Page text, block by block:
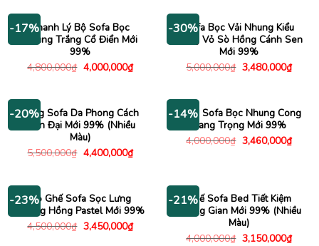
-17%Thanh Lý Bộ Sofa Bọc
Nhung Trắng Cổ Điển Mới
99%
4,800,000₫ Giá
gốc
4,000,000₫Giá
hiện
4,000,000₫.
-30%Sofa Bọc Vải Nhung Kiểu
Dáng Vỏ Sò Hồng Cánh Sen
Mới 99%
5,000,000₫ Giá
gốc
3,480,000₫Giá
hiện
-20%
Băng Sofa Da Phong Cách
Hiện Đại Mới 99% (Nhiều
Màu)
5,500,000₫ Giá
gốc
4,400,000₫Giá
hiện
4,400,000₫.
-14%
Băng Sofa Bọc Nhung Cong
Sang Trọng Mới 99%
4,000,000₫ Giá
gốc
3,460,000₫Giá
hiện
-23%Bộ Ghế Sofa Sọc Lưng
Nhung Hồng Pastel Mới 99%
4,500,000₫ Giá
gốc
3,450,000₫Giá
hiện
-21%Ghế Sofa Bed Tiết Kiệm
Không Gian Mới 99% (Nhiều
Màu)
4,000,000₫ Giá
3,150,000₫Giá